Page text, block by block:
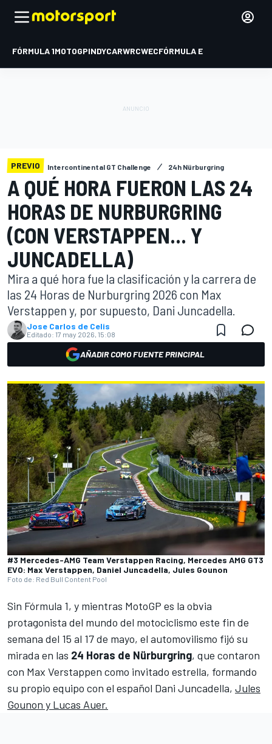
FÓRMULA 1MOTOGPINDYCARWRCWECFÓRMULA E
PREVIO Intercontinental GT Challenge 24h Nürburgring
A QUÉ HORA FUERON LAS 24
HORAS DE NURBURGRING
(CON VERSTAPPEN... Y
JUNCADELLA)
Mira a qué hora fue la clasificación y la carrera de
las 24 Horas de Nurburgring 2026 con Max
Verstappen y, por supuesto, Dani Juncadella.
Jose Carlos de Celis
Editado: 17 may 2026, 15:08
AÑADIR COMO FUENTE PRINCIPAL
#3 Mercedes-AMG Team Verstappen Racing, Mercedes AMG GT3
EVO: Max Verstappen, Daniel Juncadella, Jules Gounon
Foto de: Red Bull Content Pool
Sin Fórmula 1, y mientras MotoGP es la obvia
protagonista del mundo del motociclismo este fin de
semana del 15 al 17 de mayo, el automovilismo fijó su
mirada en las 24 Horas de Nürburgring, que contaron
con Max Verstappen como invitado estrella, formando
su propio equipo con el español Dani Juncadella, Jules
Gounon y Lucas Auer.